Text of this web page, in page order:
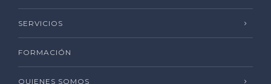
SERVICIOS
FORMACIÓN
QUIENES SOMOS